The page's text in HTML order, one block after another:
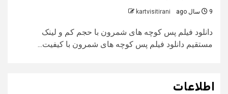
9 سال ago kartvisitirani
دانلود فیلم پس کوچه های شمرون با حجم کم و لینک
مستقیم دانلود فیلم پس کوچه های شمرون با کیفیت...
اطلاعات